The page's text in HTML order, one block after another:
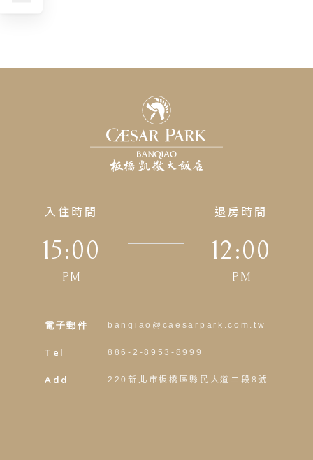
入住時間
15:00
PM
退房時間
12:00
PM
電子郵件 banqiao@caesarpark.com.tw
Tel 886-2-8953-8999
Add 220新北市板橋區縣民大道二段8號